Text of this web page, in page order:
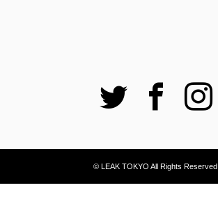
Twitter Facebook
© LEAK TOKYO All Rights Reserved.